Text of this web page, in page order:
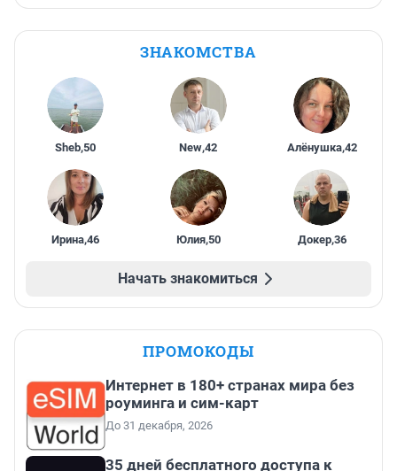
ЗНАКОМСТВА
Sheb,50 New,42 Алёнушка,42
Ирина,46 Юлия,50 Докер,36
Начать знакомиться
ПРОМОКОДЫ
Интернет в 180+ странах мира без
роуминга и сим-карт
До 31 декабря, 2026
35 дней бесплатного доступа к